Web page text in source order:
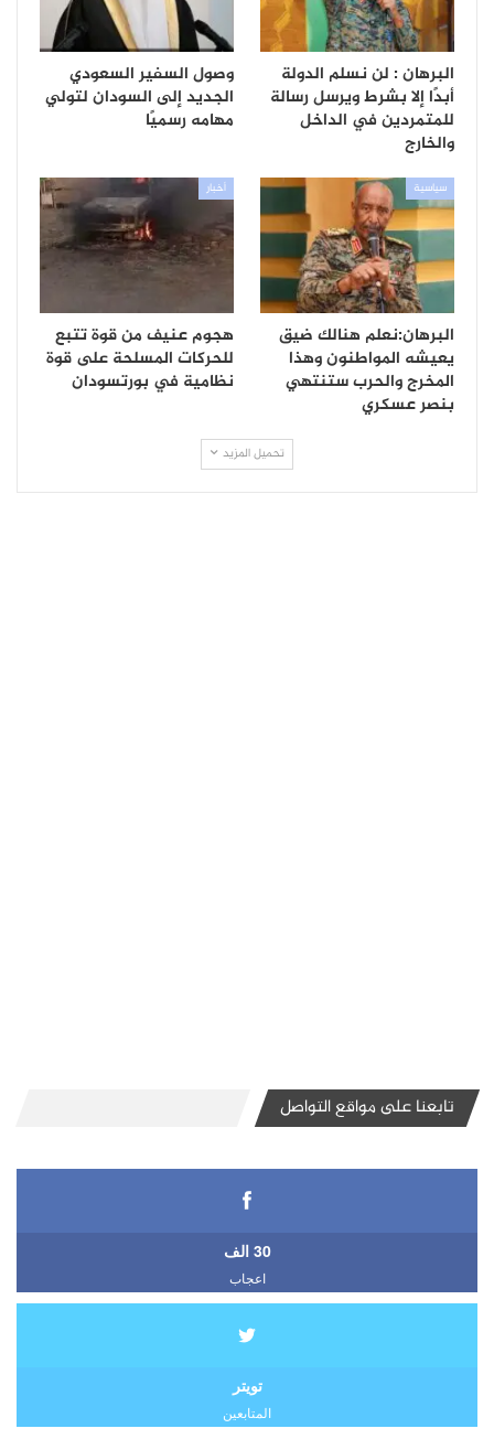
البرهان : لن نسلم الدولة
أبدًا إلا بشرط ويرسل رسالة
للمتمردين في الداخل
والخارج
وصول السفير السعودي
الجديد إلى السودان لتولي
مهامه رسميًا
سياسية
البرهان:نعلم هنالك ضيق
يعيشه المواطنون وهذا
المخرج والحرب ستنتهي
بنصر عسكري
أخبار
هجوم عنيف من قوة تتبع
للحركات المسلحة على قوة
نظامية في بورتسودان
تحميل المزيد
تابعنا على مواقع التواصل
30 الف
اعجاب
تويتر
المتابعين